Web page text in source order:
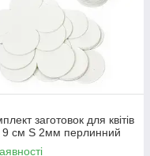
заготовок для квітів
см S 2мм перлинний